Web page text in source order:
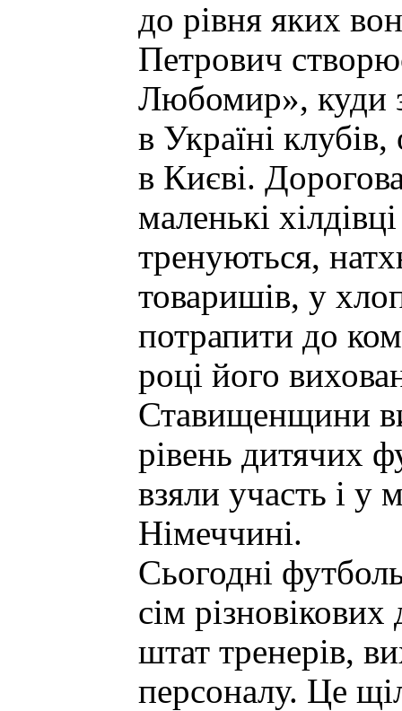
до рівня яких
Петрович
Любомир», куди
в Україні
в Києві.
маленькі
тренуються,
товаришів, у
потрапити до
році його
Ставищенщини
рівень дитячих
взяли участь і у
Німеччині.
Сьогодні
сім
штат тренерів,
персоналу. Це